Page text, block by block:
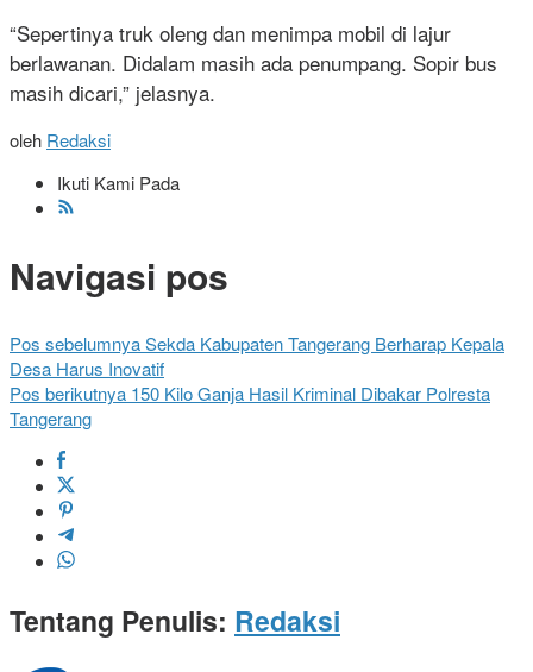
“Sepertinya truk oleng dan menimpa mobil di lajur
berlawanan. Didalam masih ada penumpang. Sopir bus
masih dicari,” jelasnya.
oleh Redaksi
Ikuti Kami Pada
Navigasi pos
Pos sebelumnyaSekda Kabupaten Tangerang Berharap Kepala
Desa Harus Inovatif
Pos berikutnya 150 Kilo Ganja Hasil Kriminal Dibakar Polresta
Tangerang
Tentang Penulis: Redaksi